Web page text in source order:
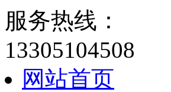
服务热线：
13305104508
网站首页